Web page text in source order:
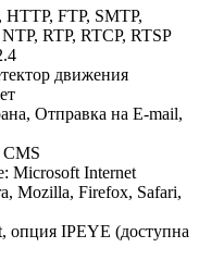
HTTP, FTP, SMTP,
RTP, RTCP, RTSP
движения
Отправка на E-mail,
CMS
Microsoft Internet
Mozilla, Firefox, Safari,
опция IPEYE (доступна